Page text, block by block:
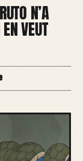
N’A
VEUT